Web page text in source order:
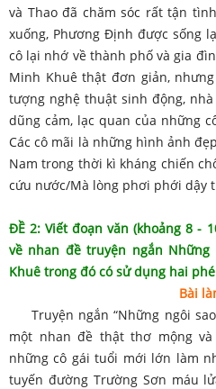
và Thao đã chăm sóc rất tận
xuống, Phương Định được sống
cô lại nhớ về thành phố và gia
Minh Khuê thật đơn giản,
tượng nghệ thuật sinh động,
dũng cảm, lạc quan của những
Các cô mãi là những hình ảnh
Nam trong thời kì kháng chiến
cứu nước/Mà lòng phơi phới dậy
ĐỀ 2: Viết đoạn văn (khoảng 8 -
về nhan đề truyện ngắn Những
Khuê trong đó có sử dụng hai
Bài
Truyện ngắn “Những ngôi sao
một nhan đề thật thơ mộng
những cô gái tuổi mới lớn làm
tuyến đường Trường Sơn máu